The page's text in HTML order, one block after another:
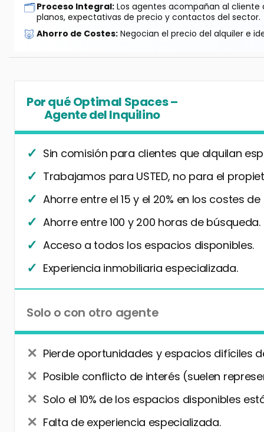
🗂️Proceso Integral: Los agentes acompañan al
planos, expectativas de precio y contactos del sector.
🐷 Ahorro de Costes: Negocian el precio del alquiler e
Por qué Optimal Spaces –
Agente del Inquilino
Sin comisión para clientes que alquilan
Trabajamos para USTED, no para el
Ahorre entre el 15 y el 20% en los costes
Ahorre entre 100 y 200 horas de búsqueda.
Acceso a todos los espacios disponibles.
Experiencia inmobiliaria especializada.
Solo o con otro agente
Pierde oportunidades y espacios difíciles
Posible conflicto de interés (suelen
Solo el 10% de los espacios disponibles
Falta de experiencia especializada.